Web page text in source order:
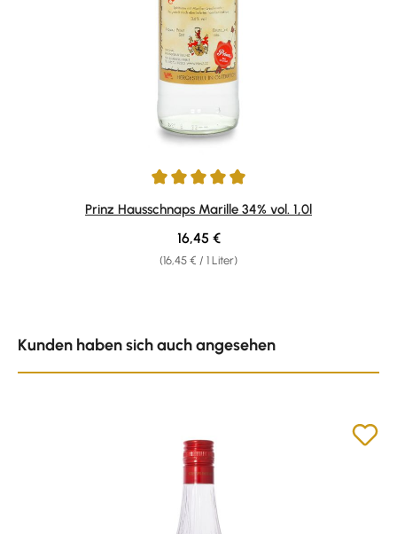
Durchschnittliche Bewertung von 4.92 von 5 Sternen
Prinz Hausschnaps Marille 34% vol. 1,0l
(16,45 € / 1 Liter)
Regulärer Preis:
16,45 €
Kunden haben sich auch angesehen